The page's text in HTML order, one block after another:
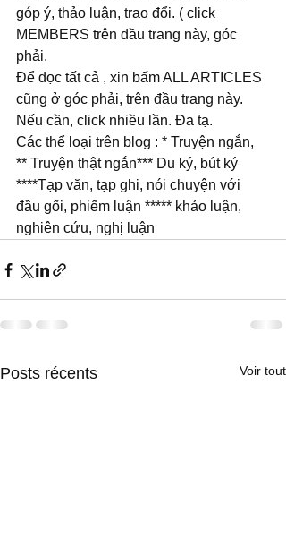
góp ý, thảo luận, trao đổi. ( click
MEMBERS trên đầu trang này, góc
phải.
Để đọc tất cả , xin bấm ALL ARTICLES
cũng ở góc phải, trên đầu trang này.
Nếu cần, click nhiều lần. Đa tạ.
Các thể loại trên blog : * Truyện ngắn,
** Truyện thật ngắn*** Du ký, bút ký
****Tạp văn, tạp ghi, nói chuyện với
đầu gối, phiếm luận ***** khảo luận,
nghiên cứu, nghị luận
Posts récents Voir tout